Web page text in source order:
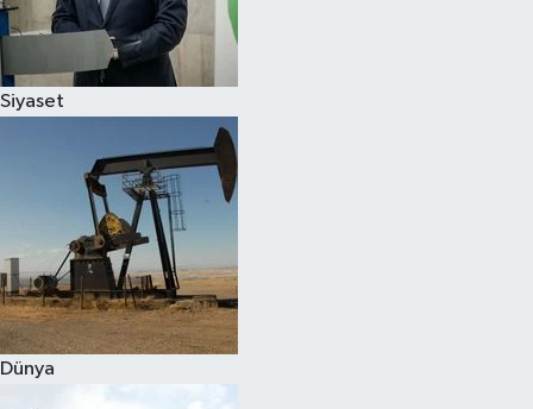
Siyaset
Dünya
Spor
Çocuk
Eğitim
Hava Durumu
Kadın